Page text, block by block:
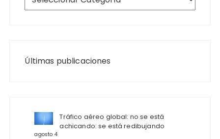
Últimas publicaciones
Tráfico aéreo global: no se está
achicando: se está redibujando
agosto 4